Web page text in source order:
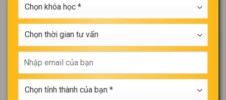
học
khóa
học
thời
gian
tư
vấnemail
của
bạn
tỉnh